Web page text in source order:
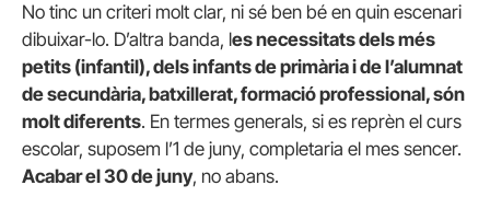
No tinc un criteri molt clar, ni sé ben bé en quin escenari
dibuixar-lo. D’altra banda, les necessitats dels més
petits (infantil), dels infants de primària i de l’alumnat
de secundària, batxillerat, formació professional, són
molt diferents. En termes generals, si es reprèn el curs
escolar, suposem l’1 de juny, completaria el mes sencer.
Acabar el 30 de juny, no abans.